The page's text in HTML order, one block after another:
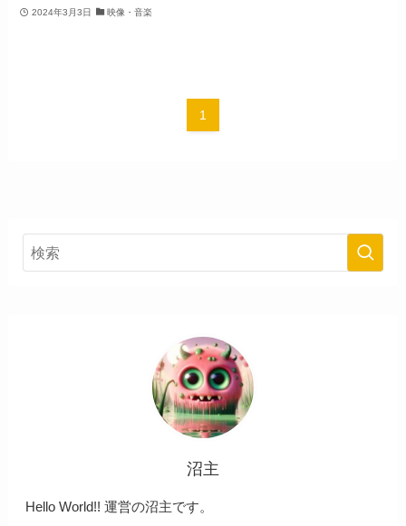
2024年3月3日 映像・音楽
1
沼主
Hello World!! 運営の沼主です。